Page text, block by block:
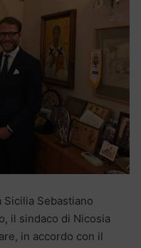
Sebastiano
il sindaco di Nicosia
in accordo con il